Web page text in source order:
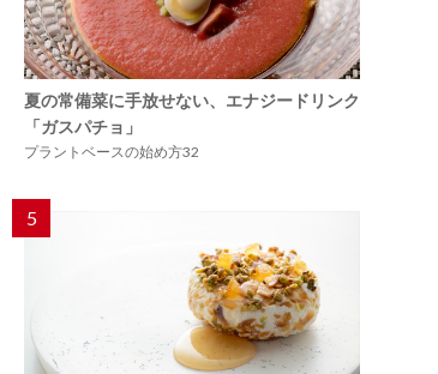
夏の常備菜に手放せない、エナジードリンク
「ガスパチョ」
プラントベースの始め方32
5